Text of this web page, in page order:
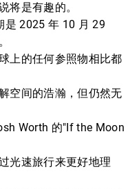
将是有趣的。
是 2025 年 10 月 29
上的任何参照物相比都
空间的浩瀚，但仍然无
Worth 的"If the Moon
光速旅行来更好地理